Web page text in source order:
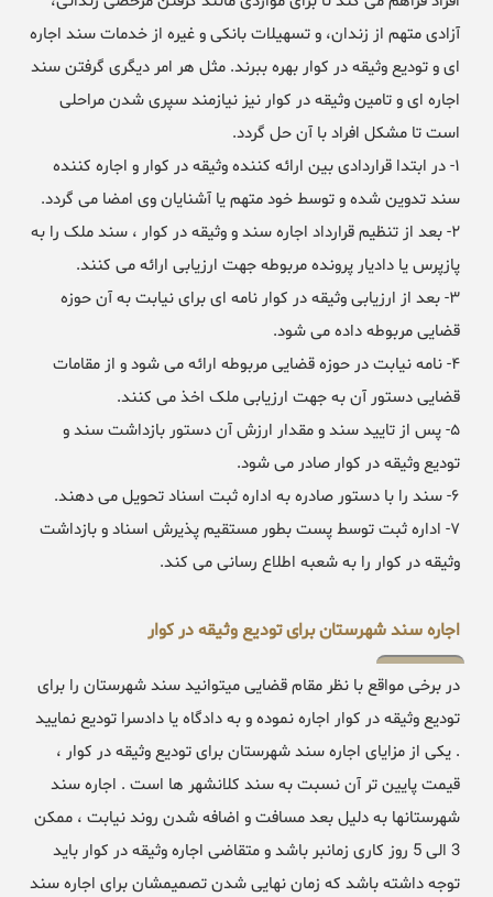
آزادی متهم از زندان، و تسهیلات بانکی و غیره از خدمات سند اجاره
ای و تودیع وثیقه در کوار بهره ببرند. مثل هر امر دیگری گرفتن سند
اجاره ای و تامین وثیقه در کوار نیز نیازمند سپری شدن مراحلی
است تا مشکل افراد با آن حل گردد.
۱- در ابتدا قراردادی بین ارائه کننده وثیقه در کوار و اجاره کننده
سند تدوین شده و توسط خود متهم یا آشنایان وی امضا می گردد.
۲- بعد از تنظیم قرارداد اجاره سند و وثیقه در کوار ، سند ملک را به
پازپرس یا دادیار پرونده مربوطه جهت ارزیابی ارائه می کنند.
۳- بعد از ارزیابی وثیقه در کوار نامه ای برای نیابت به آن حوزه
قضایی مربوطه داده می شود.
۴- نامه نیابت در حوزه قضایی مربوطه ارائه می شود و از مقامات
قضایی دستور آن به جهت ارزیابی ملک اخذ می کنند.
۵- پس از تایید سند و مقدار ارزش آن دستور بازداشت سند و
تودیع وثیقه در کوار صادر می شود.
۶- سند را با دستور صادره به اداره ثبت اسناد تحویل می دهند.
۷- اداره ثبت توسط پست بطور مستقیم پذیرش اسناد و بازداشت
وثیقه در کوار را به شعبه اطلاع رسانی می کند.
اجاره سند شهرستان برای تودیع وثیقه در کوار
در برخی مواقع با نظر مقام قضایی میتوانید سند شهرستان را برای
تودیع وثیقه در کوار اجاره نموده و به دادگاه یا دادسرا تودیع نمایید
. یکی از مزایای اجاره سند شهرستان برای تودیع وثیقه در کوار ،
قیمت پایین تر آن نسبت به سند کلانشهر ها است . اجاره سند
شهرستانها به دلیل بعد مسافت و اضافه شدن روند نیابت ، ممکن
3 الی 5 روز کاری زمانبر باشد و متقاضی اجاره وثیقه در کوار باید
توجه داشته باشد که زمان نهایی شدن تصمیمشان برای اجاره سند